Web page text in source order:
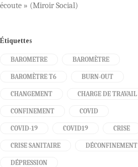
écoute » (Miroir Social)
Étiquettes
BAROMETRE BAROMÈTRE
BAROMÈTRE T6 BURN-OUT
CHANGEMENT CHARGE DE TRAVAIL
CONFINEMENT COVID
COVID-19 COVID19 CRISE
CRISE SANITAIRE DÉCONFINEMENT
DÉPRESSION